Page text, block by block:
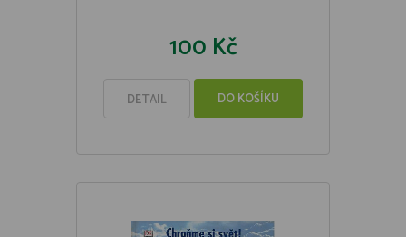
100 Kč
DETAIL DO KOŠÍKU